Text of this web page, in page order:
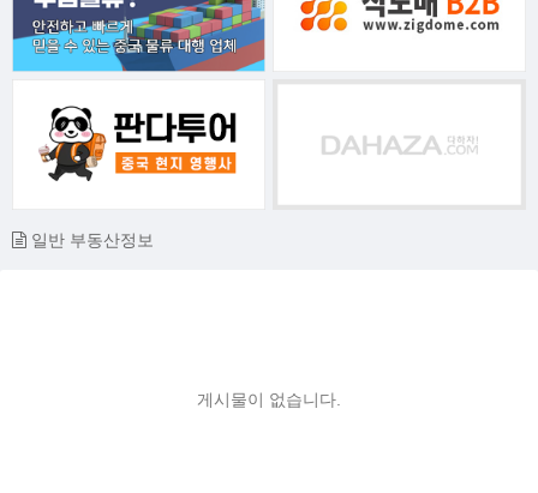
일반 부동산정보
게시물이 없습니다.